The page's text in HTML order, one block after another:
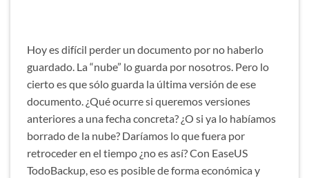
Hoy es difícil perder un documento por no haberlo
guardado. La “nube” lo guarda por nosotros. Pero lo
cierto es que sólo guarda la última versión de ese
documento. ¿Qué ocurre si queremos versiones
anteriores a una fecha concreta? ¿O si ya lo habíamos
borrado de la nube? Daríamos lo que fuera por
retroceder en el tiempo ¿no es así? Con EaseUS
TodoBackup, eso es posible de forma económica y